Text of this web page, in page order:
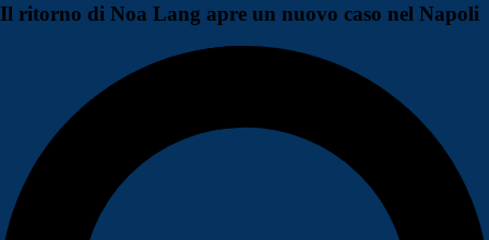
Il ritorno di Noa Lang apre un nuovo caso nel Napoli